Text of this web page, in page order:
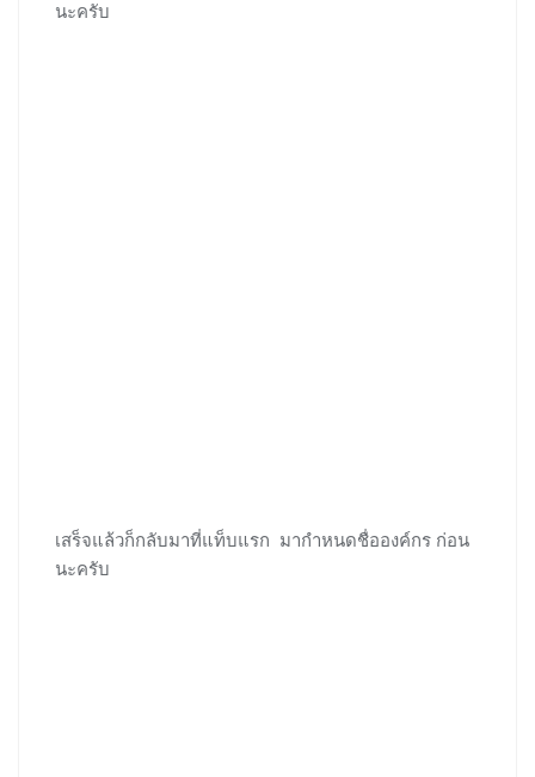
นะครับ
เสร็จแล้วก็กลับมาที่แท็บแรก มากำหนดชื่อองค์กร ก่อน
นะครับ